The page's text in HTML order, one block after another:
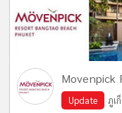
Movenpick
Update ภูเ